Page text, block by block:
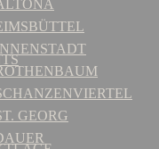
GEORG